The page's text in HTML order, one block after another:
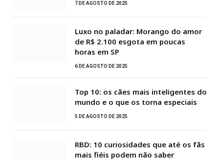
7 DE AGOSTO DE 2025
Luxo no paladar: Morango do amor
de R$ 2.100 esgota em poucas
horas em SP
6 DE AGOSTO DE 2025
Top 10: os cães mais inteligentes do
mundo e o que os torna especiais
5 DE AGOSTO DE 2025
RBD: 10 curiosidades que até os fãs
mais fiéis podem não saber